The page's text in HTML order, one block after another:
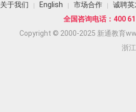
关于我们 English 市场合作
诚聘英
全国咨询电话：400
Copyright © 2000-2025 新通教育
浙